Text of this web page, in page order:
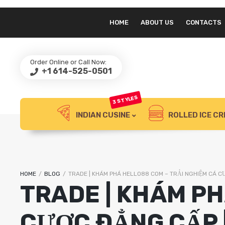
HOME ABOUT US CONTACTS
Order Online or Call Now:
+1 614-525-0501
INDIAN CUSINE
3 STYLES
LEGENDARY DEEP DISH
ROLLED ICE
THE ANGUS BURGER
HOME / BLOG / TRADE | KHÁM PHÁ HELLO88 COM – TRẢI NGHIỆM CÁ
TRADE | KHÁM